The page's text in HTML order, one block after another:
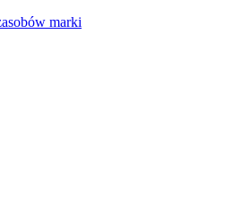
marki